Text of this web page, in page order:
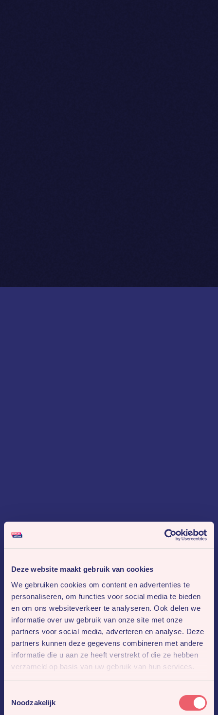
Deze website maakt gebruik van cookies
We gebruiken cookies om content en advertenties te
personaliseren, om functies voor social media te bieden
en om ons websiteverkeer te analyseren. Ook delen we
informatie over uw gebruik van onze site met onze
partners voor social media, adverteren en analyse. Deze
partners kunnen deze gegevens combineren met andere
informatie die u aan ze heeft verstrekt of die ze hebben
verzameld op basis van uw gebruik van hun services.
Noodzakelijk